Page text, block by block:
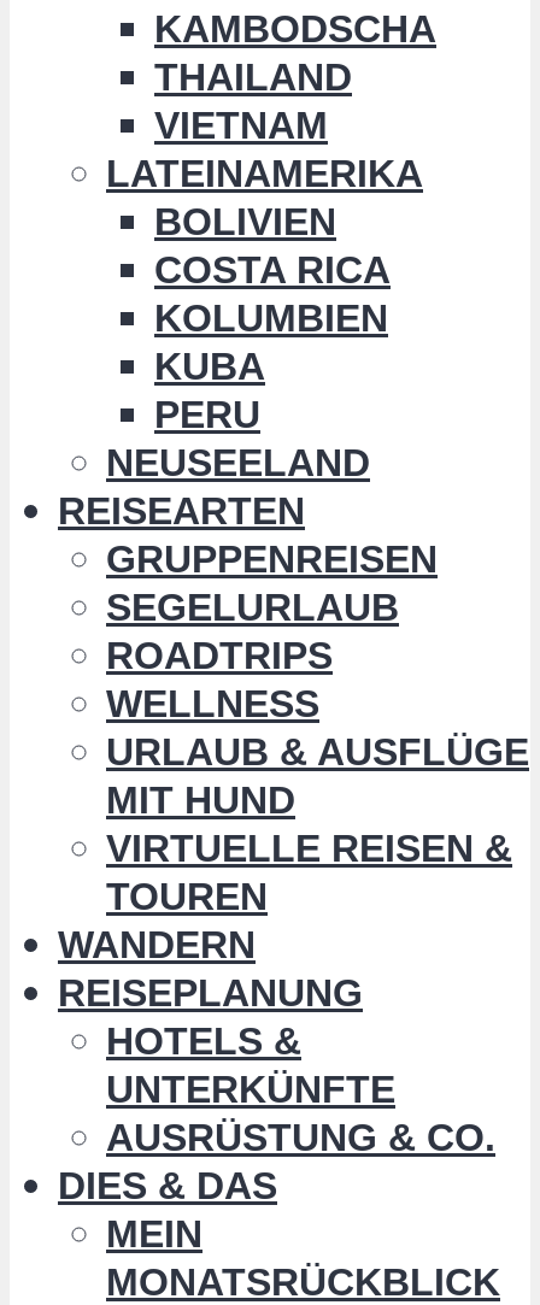
KAMBODSCHA
THAILAND
VIETNAM
LATEINAMERIKA
BOLIVIEN
COSTA RICA
KOLUMBIEN
KUBA
PERU
NEUSEELAND
REISEARTEN
GRUPPENREISEN
SEGELURLAUB
ROADTRIPS
WELLNESS
URLAUB & AUSFLÜGE
MIT HUND
VIRTUELLE REISEN &
TOUREN
WANDERN
REISEPLANUNG
HOTELS &
UNTERKÜNFTE
AUSRÜSTUNG & CO.
DIES & DAS
MEIN
MONATSRÜCKBLICK